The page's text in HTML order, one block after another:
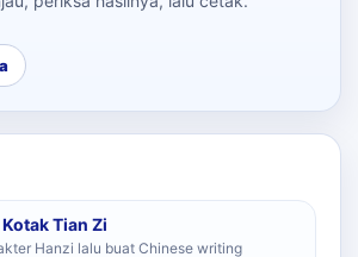
Tian Zi
Hanzi lalu buat Chinese writing